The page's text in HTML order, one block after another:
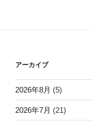
アーカイブ
2026年8月 (5)
2026年7月 (21)